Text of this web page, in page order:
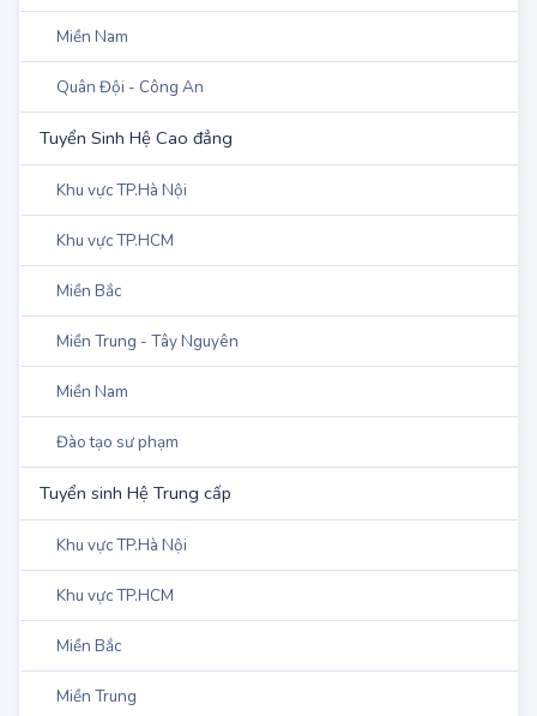
Miền Trung - Tây Nguyên
Miền Nam
Quân Đội - Công An
Tuyển Sinh Hệ Cao đẳng
Khu vực TP.Hà Nội
Khu vực TP.HCM
Miền Bắc
Miền Trung - Tây Nguyên
Miền Nam
Đào tạo sư phạm
Tuyển sinh Hệ Trung cấp
Khu vực TP.Hà Nội
Khu vực TP.HCM
Miền Bắc